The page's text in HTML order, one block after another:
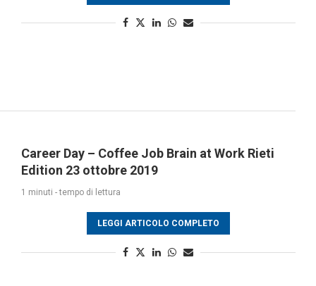
Career Day – Coffee Job Brain at Work Rieti
Edition 23 ottobre 2019
1 minuti - tempo di lettura
LEGGI ARTICOLO COMPLETO